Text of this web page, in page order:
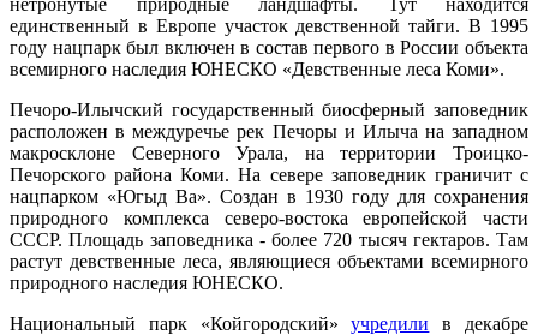
нетронутые природные ландшафты. Тут находится
единственный в Европе участок девственной тайги. В 1995
году нацпарк был включен в состав первого в России объекта
всемирного наследия ЮНЕСКО «Девственные леса Коми».
Печоро-Илычский государственный биосферный заповедник
расположен в междуречье рек Печоры и Илыча на западном
макросклоне Северного Урала, на территории Троицко-
Печорского района Коми. На севере заповедник граничит с
нацпарком «Югыд Ва». Создан в 1930 году для сохранения
природного комплекса северо-востока европейской части
СССР. Площадь заповедника - более 720 тысяч гектаров. Там
растут девственные леса, являющиеся объектами всемирного
природного наследия ЮНЕСКО.
Национальный парк «Койгородский»учредили в декабре